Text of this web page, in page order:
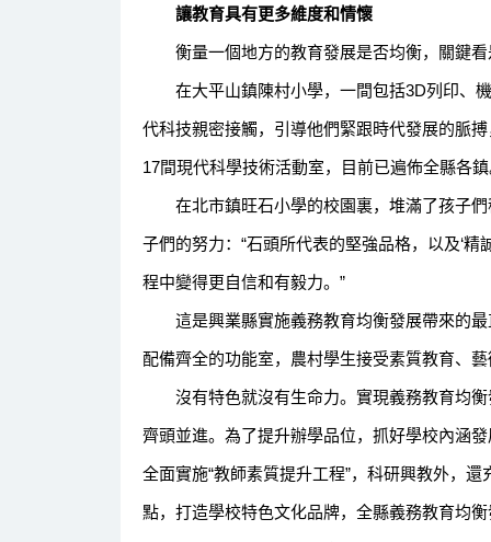
讓教育具有更多維度和情懷
衡量一個地方的教育發展是否均衡，關鍵看
在大平山鎮陳村小學，一間包括3D列印、機
代科技親密接觸，引導他們緊跟時代發展的脈
17間現代科學技術活動室，目前已遍佈全縣各
在北市鎮旺石小學的校園裏，堆滿了孩子們
子們的努力：“石頭所代表的堅強品格，以及‘
程中變得更自信和有毅力。”
這是興業縣實施義務教育均衡發展帶來的最
配備齊全的功能室，農村學生接受素質教育、
沒有特色就沒有生命力。實現義務教育均衡
齊頭並進。為了提升辦學品位，抓好學校內涵
全面實施“教師素質提升工程”，科研興教外，
點，打造學校特色文化品牌，全縣義務教育均